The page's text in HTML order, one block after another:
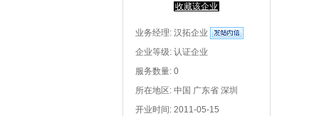
收藏该企业
业务经理: 汉拓企业
企业等级: 认证企业
服务数量: 0
所在地区: 中国 广东省 深圳
开业时间: 2011-05-15